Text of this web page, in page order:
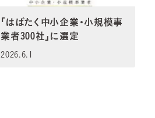
「はばたく中小企業・小規模事
業者300社」に選定
2026.6.1